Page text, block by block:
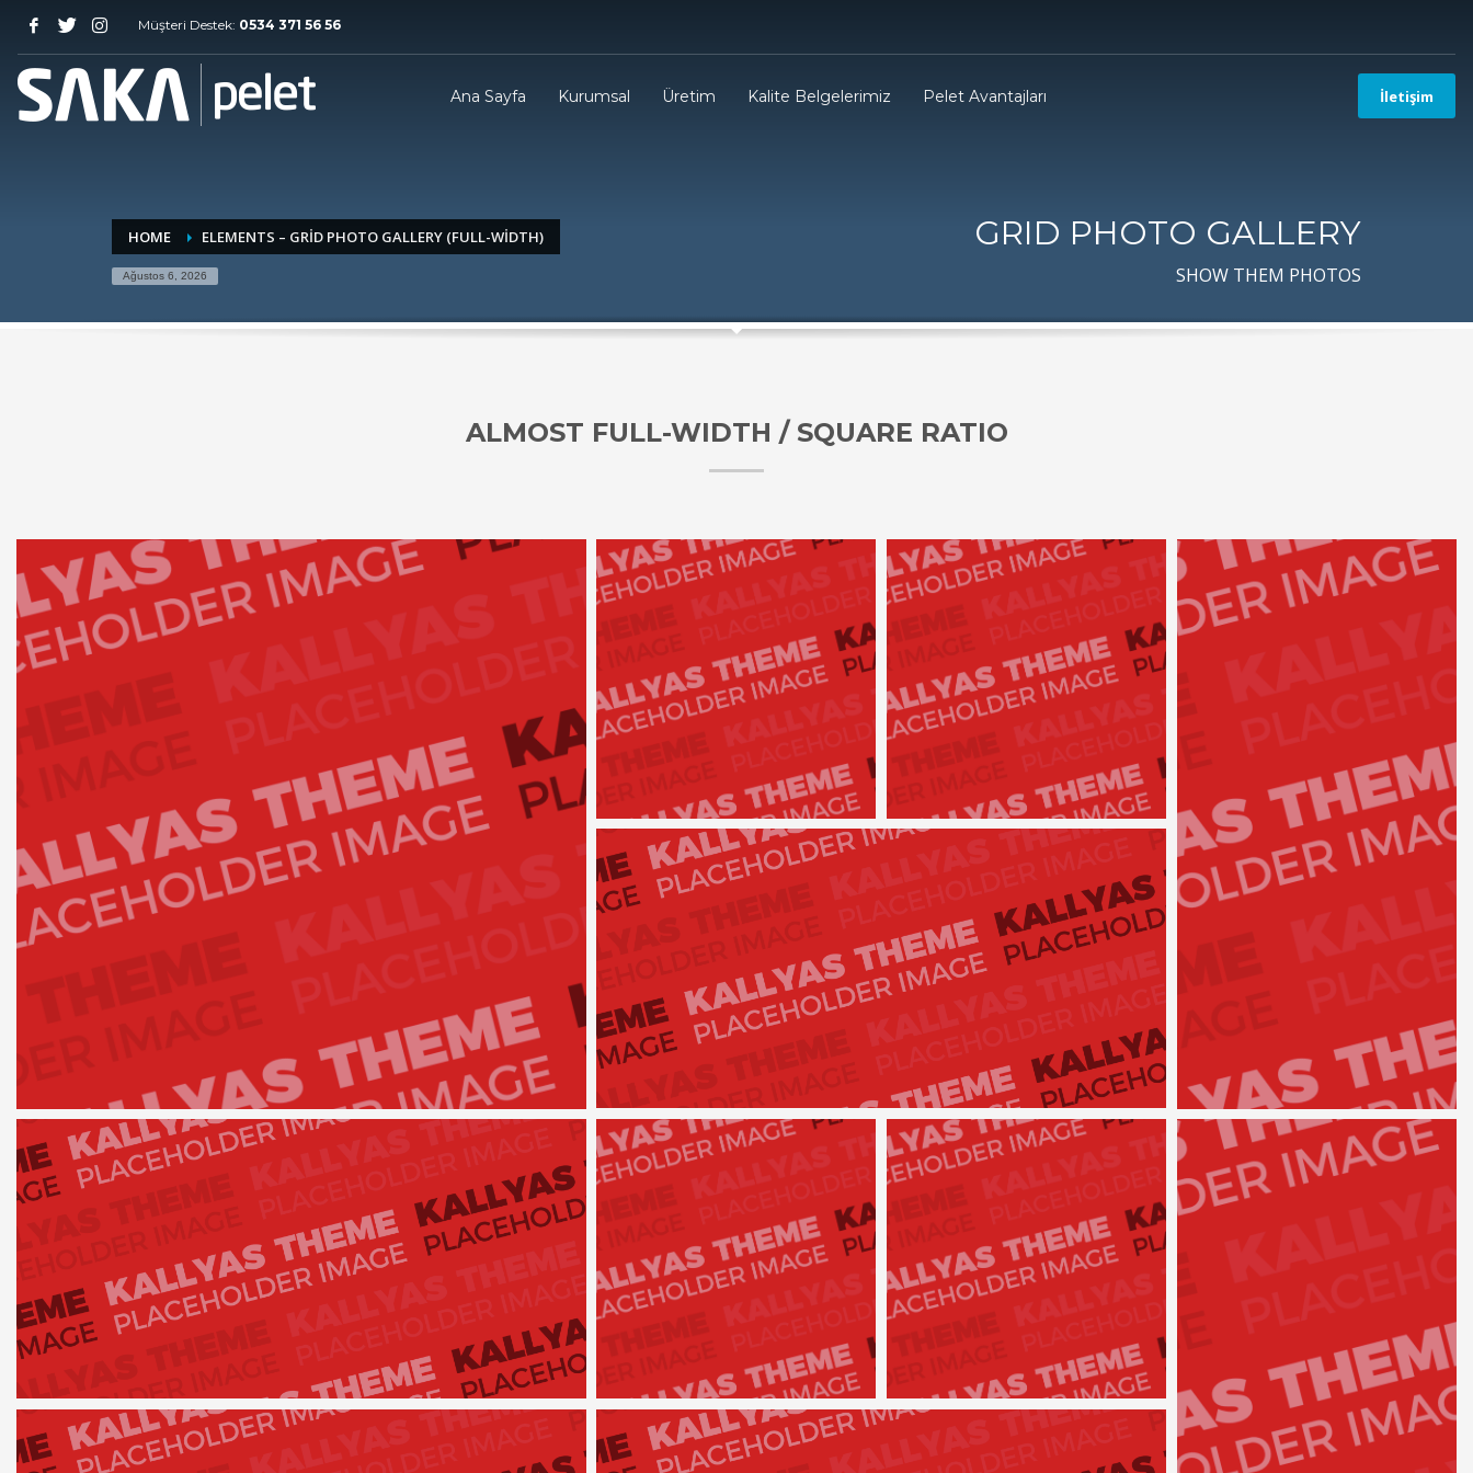
Müşteri Destek: 0534 371 56 56
Ana Sayfa Kurumsal Üretim Kalite Belgelerimiz Pelet Avantajları İletişim
HOME ELEMENTS – GRID PHOTO GALLERY (FULL-WIDTH)
Ağustos 6, 2026
GRID PHOTO GALLERY
SHOW THEM PHOTOS
ALMOST FULL-WIDTH / SQUARE RATIO